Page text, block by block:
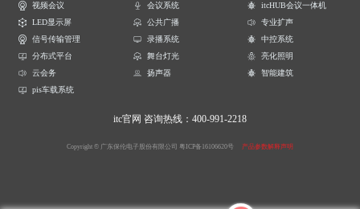
视频会议 会议系统
itcHUB会议一体机
LED显示屏
公共广播
专业扩声
信号传输管理
录播系统
中控系统
分布式平台
舞台灯光
亮化照明
云会务
扬声器
智能建筑
pis车载系统
itc官网 咨询热线：400-991-2218
Copyright © 广东保伦电子股份有限公司 粤ICP备16106620号 产品参数解释声明